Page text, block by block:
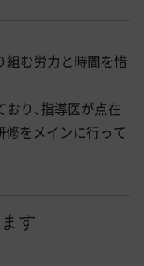
組む労力と時間を惜
り、指導医が点在
をメインに行って
す